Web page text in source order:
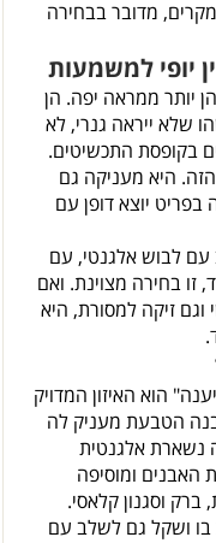
מדובר בבחירה
יופי למשמעות
יותר ממראה יפה. הן
שלא ייראה גנרי, לא
בקופסת התכשיטים.
היא מעניקה גם
יוצא דופן עם
לבוש אלגנטי, עם
זו בחירה מצוינת. ואם
זיקה למסורת, היא
הוא האיזון המדויק
הטבעת מעניק לה
נשארת אלגנטית
האבנים ומוסיפה
וסגנון קלאסי.
ושקל גם לשלב עם